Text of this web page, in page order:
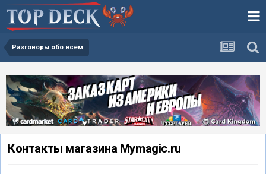
Разговоры обо всём
Контакты магазина Mymagic.ru